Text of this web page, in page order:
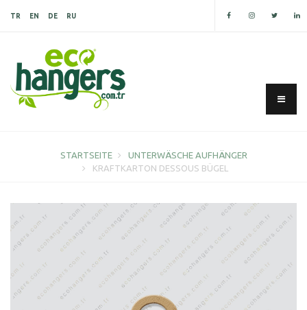
TR EN DE RU
STARTSEITE
UNTERWÄSCHE AUFHÄNGER
KRAFTKARTON DESSOUS BÜGEL